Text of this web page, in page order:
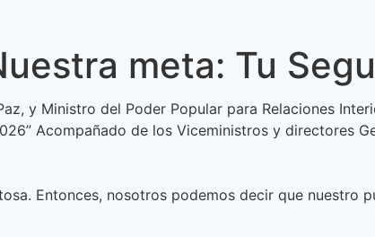
meta: Tu
y Ministro del Poder Popular para Relaciones
Acompañado de los Viceministros y directores
Entonces, nosotros podemos decir que nuestro